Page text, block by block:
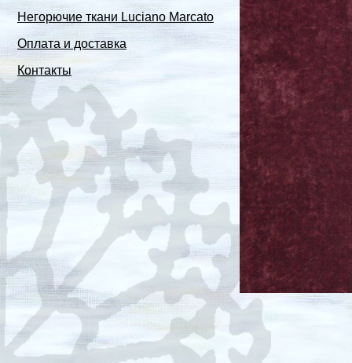
Негорючие ткани Luciano Marcato
Оплата и доставка
Контакты